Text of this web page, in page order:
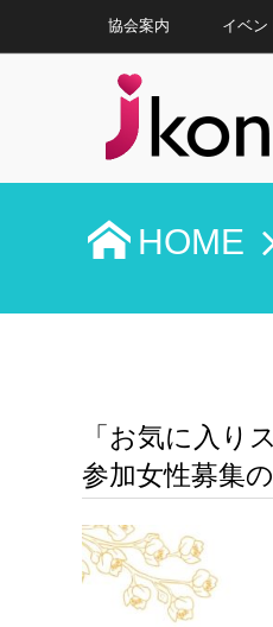
協会案内 イベン
HOME
「お気に入り
参加女性募集